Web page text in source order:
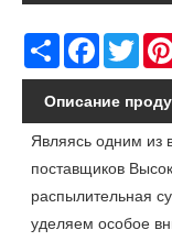
Share Facebook
Описание
Являясь одним из
поставщиков
распылительная
уделяем особое